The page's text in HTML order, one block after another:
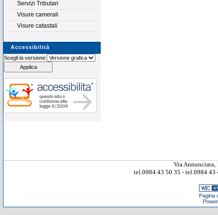
Servizi Tributari
Visure camerali
Visure catastali
Accessibilità
Scegli la versione:
Via Annunciata,
tel.0984 43 50 35 - tel.0984
Pagina